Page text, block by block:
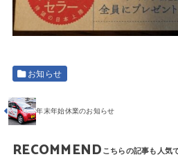
お知らせ
年末年始休業のお知らせ
RECOMMEND